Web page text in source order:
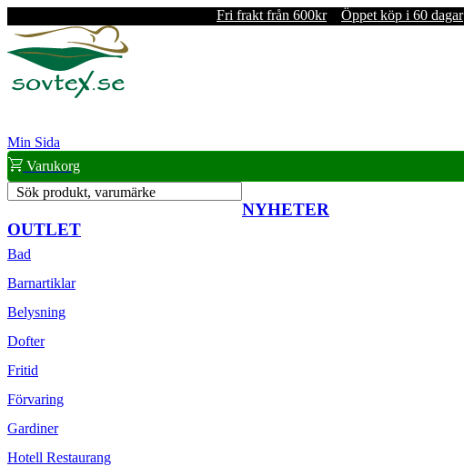
Fri frakt från 600kr Öppet köp i 60 dagar
Min Sida
Varukorg
Sök produkt, varumärke
NYHETER
OUTLET
Bad
Barnartiklar
Belysning
Dofter
Fritid
Förvaring
Gardiner
Hotell Restaurang